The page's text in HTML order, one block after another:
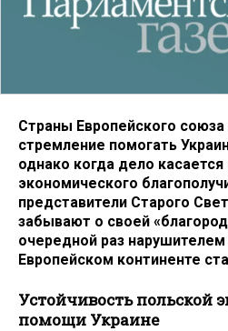
Страны Европейского
стремление помогать
однако когда дело касается
экономического
представители Старого
забывают о своей
очередной раз нарушителем
Европейском континенте
Устойчивость польской
помощи Украине